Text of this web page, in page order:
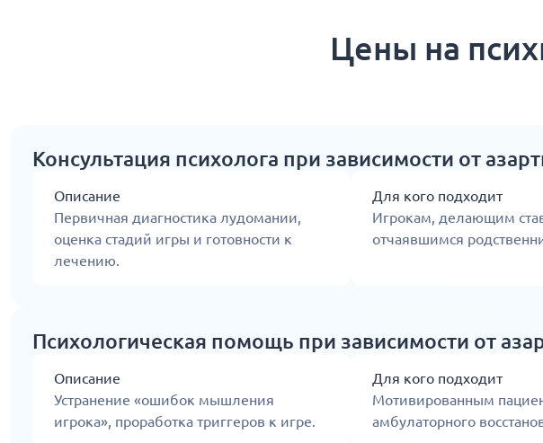
Цены на
Консультация психолога при зависимости от
Описание
Первичная диагностика лудомании,
оценка стадий игры и готовности к
лечению.
Для кого подходит
Игрокам, делающим
отчаявшимся
Психологическая помощь при зависимости от
Описание
Устранение «ошибок мышления
игрока», проработка триггеров к игре.
Для кого подходит
Мотивированным
амбулаторного